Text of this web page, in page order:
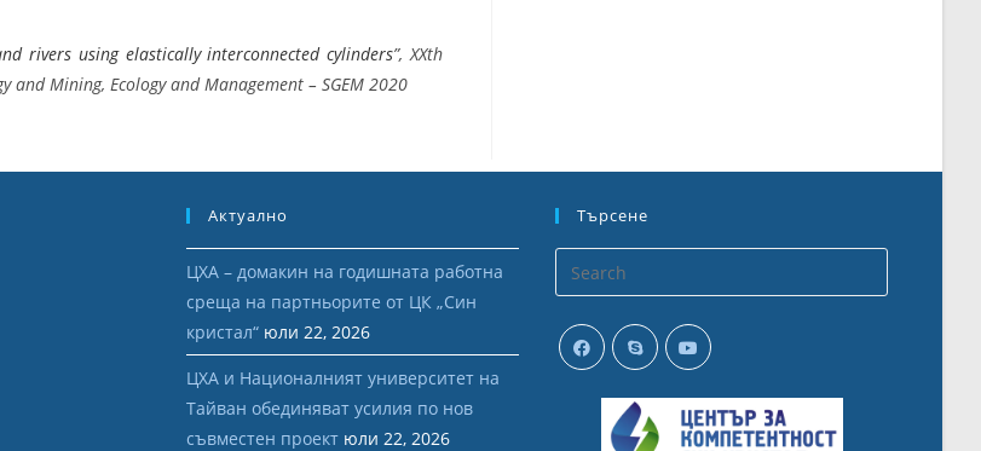
rivers using elastically interconnected cylinders”, XXth
Mining, Ecology and Management – SGEM 2020
Актуално
ЦХА – домакин на годишната работна
среща на партньорите от ЦК „Син
кристал“ юли 22, 2026
ЦХА и Националният университет на
Тайван обединяват усилия по нов
съвместен проект юли 22, 2026
Търсене